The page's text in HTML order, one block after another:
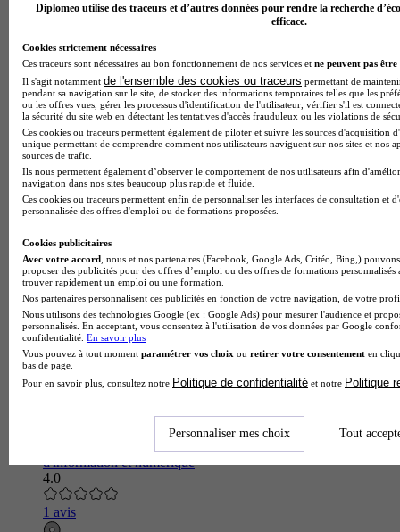
Lycée Émilie de Breteuil
Bac techno - STI2D sciences et technologies de l'industrie et
du développement durable enseignement spécifique systèmes
d'information et numérique
Montigny-le-Bretonneux 78180
Le bac techno STI2D sciences et technologies de l'industrie et
du développement durable enseignement spécifique systèmes
d'information et numérique du Lycée Émilie de Breteuil forme
aux…
Lycée Charles de Gaulle
Bac techno - STI2D sciences et technologies de l'industrie et
d'information et numérique
4.0
1 avis
Diplomeo utilise des traceurs et d’autres données pour rendre la recherche
efficace.
Cookies strictement nécessaires
Ces traceurs sont nécessaires au bon fonctionnement de nos services et ne peuvent pas être
Il s'agit notamment de l'ensemble des cookies ou traceurs permettant de
pendant sa navigation sur le site, de stocker des informations temporaires telles que les
ou les offres vues, gérer les processus d'identification de l'utilisateur, vérifier s'il est
la sécurité du site web en détectant les tentatives d'accès frauduleux ou les violations de
Ces cookies ou traceurs permettent également de piloter et suivre les sources d'acquisition
unique permettant de comprendre comment nos utilisateurs naviguent sur nos sites et nos
sources de trafic.
Ils nous permettent également d’observer le comportement de nos utilisateurs afin
navigation dans nos sites beaucoup plus rapide et fluide.
Ces cookies ou traceurs permettent enfin de personnaliser les interfaces de consultation et
personnalisée des offres d'emploi ou de formations proposées.
Cookies publicitaires
Avec votre accord , nous et nos partenaires (Facebook, Google Ads, Critéo, Bing,)
proposer des publicités pour des offres d’emploi ou des offres de formations
trouver rapidement un emploi ou une formation.
Nos partenaires personnalisent ces publicités en fonction de votre navigation, de votre
Nous utilisons des technologies Google (ex : Google Ads) pour mesurer l'audience et
personnalisés. En acceptant, vous consentez à l'utilisation de vos données par Google
confidentialité. En savoir plus
Vous pouvez à tout moment paramétrer vos choix ou retirer votre consentement en
bas de page.
Pour en savoir plus, consultez notre Politique de confidentialité et notre Politique
Personnaliser mes choix Tout